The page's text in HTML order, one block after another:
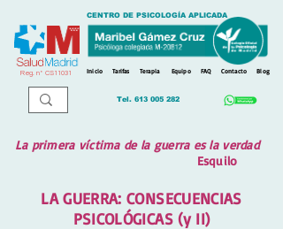
Reg. nº CS11031
CENTRO DE PSICOLOGÍA APLICADA
Inicio Tarifas Terapia Equipo FAQ Contacto Blog
Tel. 613 005 282
La primera víctima de la guerra es la verdad
Esquilo
LA GUERRA: CONSECUENCIAS
PSICOLÓGICAS (y II)